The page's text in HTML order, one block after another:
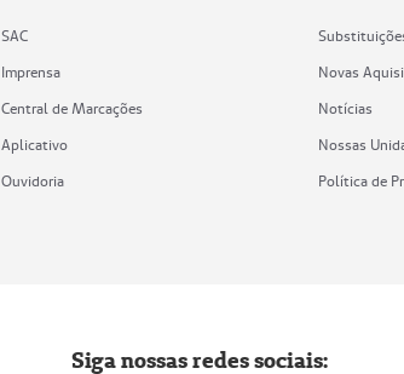
SAC
Imprensa
Central de Marcações
Aplicativo
Ouvidoria
Novas
Notícias
Nossas
Política de
Siga nossas redes sociais: